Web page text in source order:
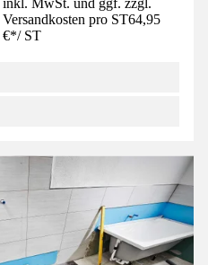
inkl. MwSt. und ggf. zzgl.
Versandkosten pro ST64,95
€*/ ST